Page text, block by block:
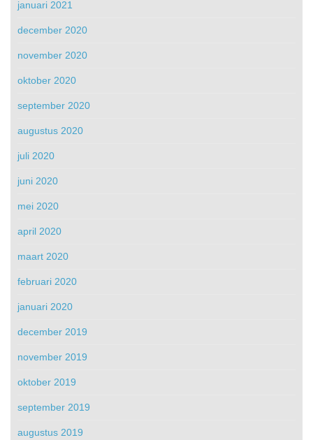
januari 2021
december 2020
november 2020
oktober 2020
september 2020
augustus 2020
juli 2020
juni 2020
mei 2020
april 2020
maart 2020
februari 2020
januari 2020
december 2019
november 2019
oktober 2019
september 2019
augustus 2019